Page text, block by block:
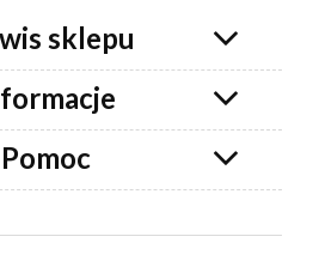
sklepu
Pomoc